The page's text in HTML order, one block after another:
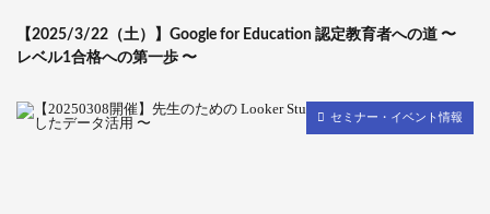
【2025/3/22（土）】Google for Education 認定教育者への道 〜
レベル1合格への第一歩 〜
セミナー・イベント情報